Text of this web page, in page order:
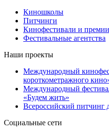
Киношколы
Питчинги
Кинофестивали и премии
Фестивальные агентства
Наши проекты
Международный
короткометражного
Международный
«Будем жить»
Всероссийский питчинг
Социальные сети